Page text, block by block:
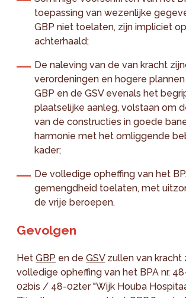
toepassing van wezenlijke
GBP niet toelaten, zijn impliciet
achterhaald;
De naleving van de van kracht
verordeningen en hogere
GBP en de GSV evenals het
plaatselijke aanleg, volstaan om
van de constructies in goede
harmonie met het omliggende
kader;
De volledige opheffing van het
gemengdheid toelaten, met
de vrije beroepen.
Gevolgen
HetGBP en deGSVzullen van kracht
volledige opheffing van het BPA nr.
02bis / 48-02ter "Wijk Houba